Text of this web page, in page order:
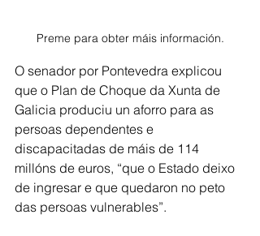
Preme para obter máis información.
O senador por Pontevedra explicou
que o Plan de Choque da Xunta de
Galicia produciu un aforro para as
persoas dependentes e
discapacitadas de máis de 114
millóns de euros, “que o Estado deixo
de ingresar e que quedaron no peto
das persoas vulnerables”.